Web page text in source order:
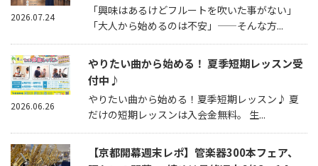
「興味はあるけどフルートを吹いた事がない」
「大人から始めるのは不安」——そんな方...
2026.07.24
やりたい曲から始める！ 夏季短期レッスン受
付中♪
やりたい曲から始める！夏季短期レッスン♪ 夏
だけの短期レッスンは入会金無料。 生...
2026.06.26
【京都開幕週末レポ】管楽器300本フェア、